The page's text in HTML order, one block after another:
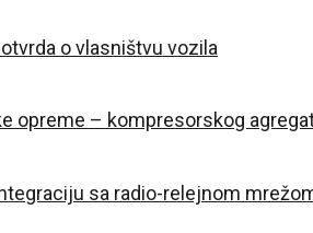
o vlasništvu vozila
– kompresorskog
sa radio-relejnom